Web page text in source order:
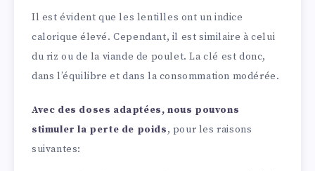
Il est évident que les lentilles ont un indice
calorique élevé. Cependant, il est similaire à celui
du riz ou de la viande de poulet. La clé est donc,
dans l’équilibre et dans la consommation modérée.
Avec des doses adaptées, nous pouvons
stimuler la perte de poids, pour les raisons
suivantes: